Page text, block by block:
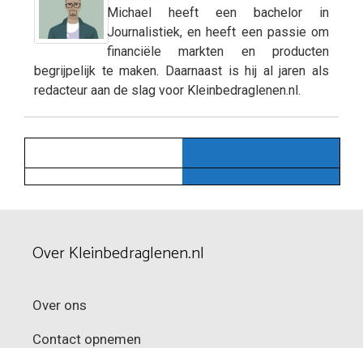
Michael heeft een bachelor in
Journalistiek, en heeft een passie om
financiële markten en producten
begrijpelijk te maken. Daarnaast is hij al jaren als
redacteur aan de slag voor Kleinbedraglenen.nl.
Over Kleinbedraglenen.nl
Over ons
Contact opnemen